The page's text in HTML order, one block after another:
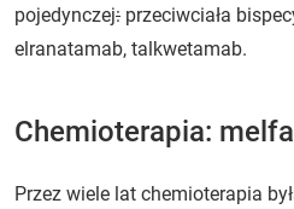
pojedynczej: przeciwciała
elranatamab, talkwetamab.
Chemioterapia:
Przez wiele lat chemioterapia